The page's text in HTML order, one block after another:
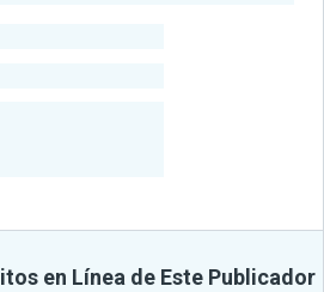
en Línea de Este Publicador